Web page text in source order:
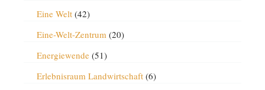
Eine Welt(42)
Eine-Welt-Zentrum(20)
Energiewende(51)
Erlebnisraum Landwirtschaft(6)